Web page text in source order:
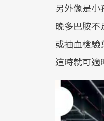
另外像是小
晚多巴胺不
或抽血檢驗
這時就可適